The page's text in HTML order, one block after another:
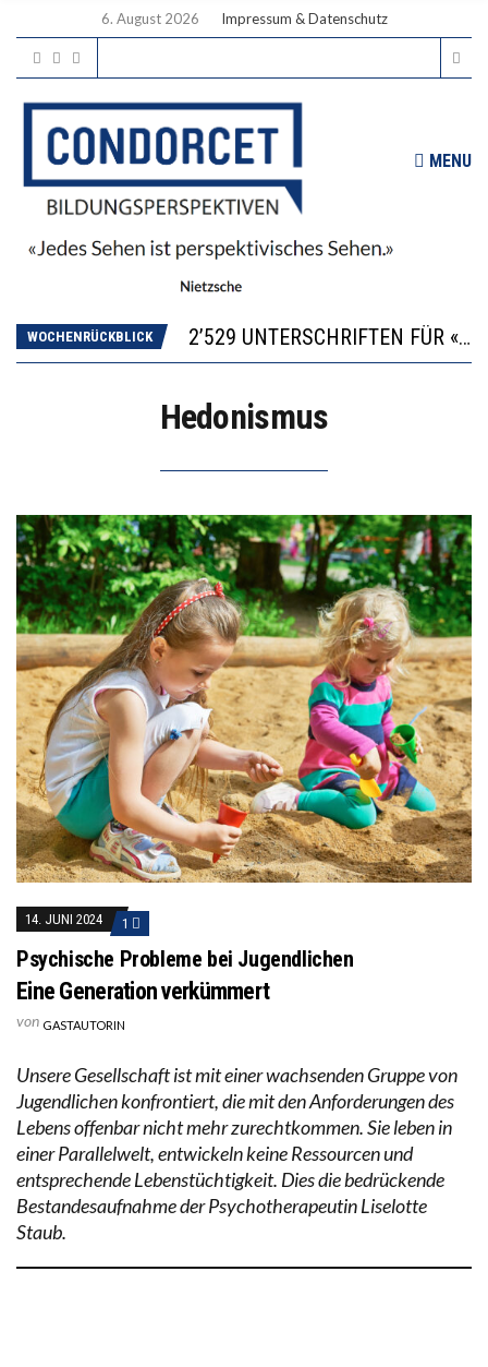
6. August 2026 Impressum & Datenschutz
MENU
WOCHENRÜCKBLICK
2’529 UNTERSCHRIFTEN FÜR «KEINE DIGITALEN GERÄTE IN DEN ERSTEN VIER PRIMARSCHULJAHREN» EINGEREICHT
ICH WILL MEHR EVIDENZ UND WILL WISSEN, WAS ALL DIE INVESTITIONEN BRINGEN
Hedonismus
14. JUNI 2024 1
Psychische Probleme bei Jugendlichen
Eine Generation verkümmert
von GASTAUTORIN
Unsere Gesellschaft ist mit einer wachsenden Gruppe von
Jugendlichen konfrontiert, die mit den Anforderungen des
Lebens offenbar nicht mehr zurechtkommen. Sie leben in
einer Parallelwelt, entwickeln keine Ressourcen und
entsprechende Lebenstüchtigkeit. Dies die bedrückende
Bestandesaufnahme der Psychotherapeutin Liselotte
Staub.